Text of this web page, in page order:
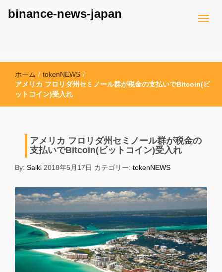
binance-news-japan
ホーム / tokenNEWS /
アメリカ フロリダ州セミノール群が税金の支払いでBitcoin(ビ
ットコイン)受入れ
アメリカ フロリダ州セミノール群が税金の
支払いでBitcoin(ビットコイン)受入れ
By: Saiki 2018年5月17日 カテゴリー: tokenNEWS